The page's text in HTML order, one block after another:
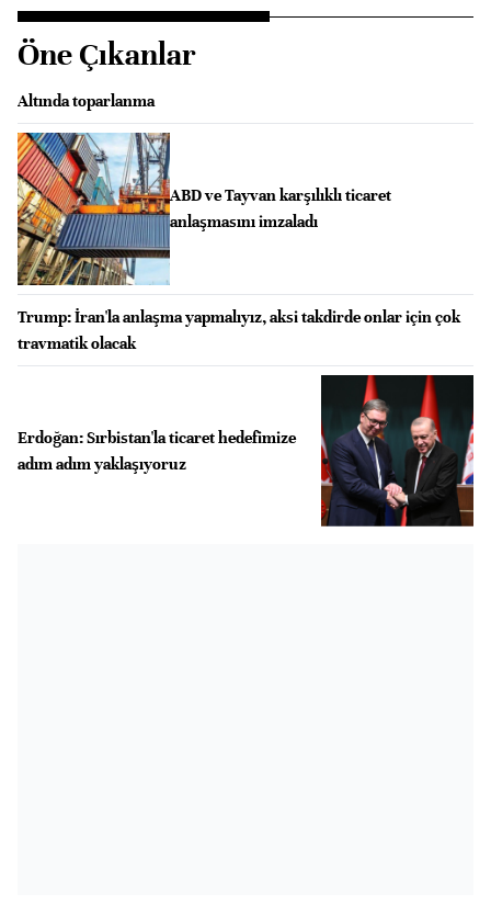
Öne Çıkanlar
Altında toparlanma
ABD ve Tayvan karşılıklı ticaret
anlaşmasını imzaladı
Trump: İran'la anlaşma yapmalıyız, aksi takdirde onlar için çok
travmatik olacak
Erdoğan: Sırbistan'la ticaret hedefimize
adım adım yaklaşıyoruz